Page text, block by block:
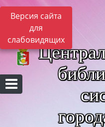
Версия сайта
для
слабовидящих